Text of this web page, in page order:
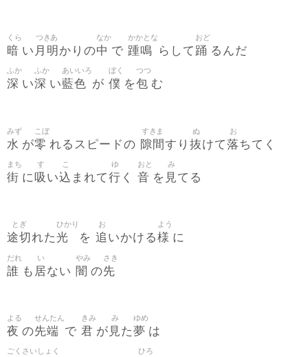
暗
くら
い 月明
つきあ
かりの中
なか
で 踵鳴
かかとな
らして 踊
おど
るんだ
深
ふか
い深
ふか
い藍色
あいいろ
が 僕
ぼく
を包
つつ
む
水
みず
が零
こぼ
れるスピードの 隙間
すきま
すり 抜
ぬ
けて落
お
ちてく
街
まち
に吸
す
い込
こ
まれて行
ゆ
く 音
おと
を 見
み
てる
途切
とぎ
れた光
ひかり
を 追
お
いかける様
よう
に
誰
だれ
も 居
い
ない 闇
やみ
の先
さき
夜
よる
の先端
せんたん
で 君
きみ
が 見
み
た夢
ゆめ
は
ごくさいしょく ひろ